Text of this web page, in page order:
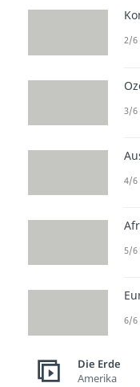
Boden
Die
Der
2/6
3/6
4/6
5/6
6/6
Die Erde
Amerika